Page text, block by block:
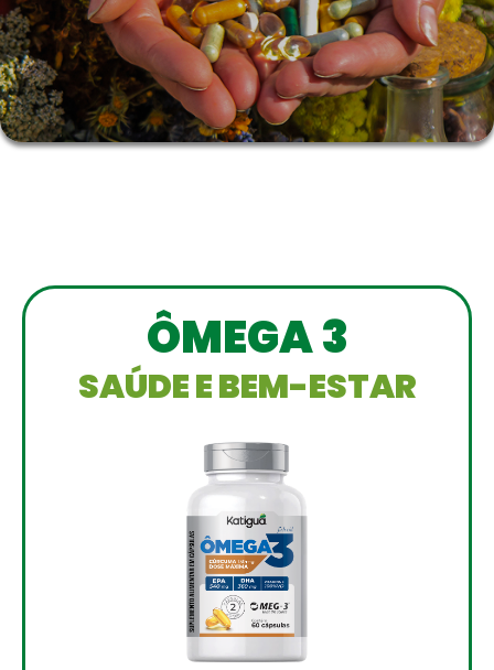
ÔMEGA 3
SAÚDE E BEM-ESTAR